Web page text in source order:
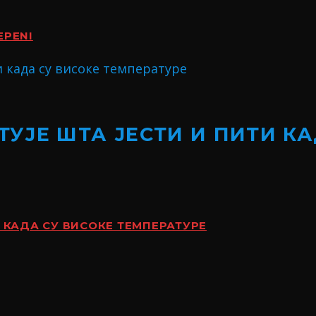
ШТА ЈЕСТИ И ПИТИ
СУ ВИСОКЕ ТЕМПЕРАТУРЕ